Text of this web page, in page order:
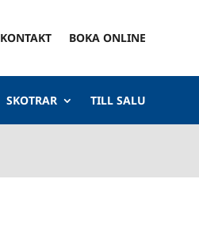
KONTAKT BOKA ONLINE
SKOTRAR TILL SALU